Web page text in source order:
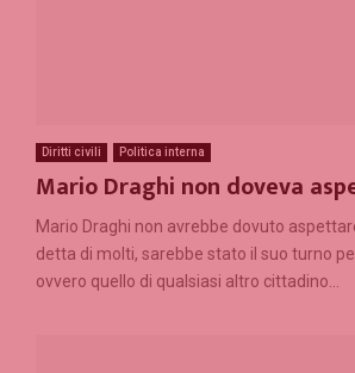
Diritti civili Politica interna
Mario Draghi non doveva
Mario Draghi non avrebbe dovuto
detta di molti, sarebbe stato il suo turno
ovvero quello di qualsiasi altro cittadino...